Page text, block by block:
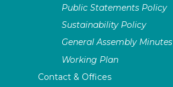
Public Statements Policy
Sustainability Policy
General Assembly Minutes
Working Plan
Contact & Offices